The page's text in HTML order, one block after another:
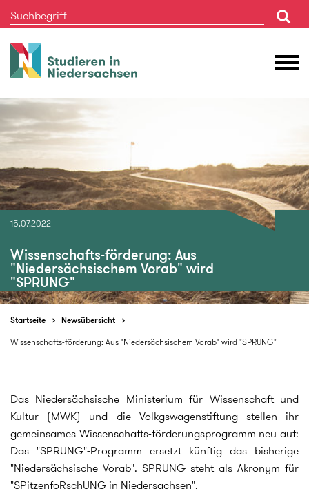
Studieren
in
15.07.2022
Wissenschafts-förderung: Aus
"Niedersächsischem Vorab" wird
"SPRUNG"
Startseite
Newsübersicht
Wissenschafts-förderung: Aus "Niedersächsischem Vorab" wird "SPRUNG"
Das Niedersächsische Ministerium für Wissenschaft und
Kultur (MWK) und die Volkgswagenstiftung stellen ihr
gemeinsames Wissenschafts-förderungsprogramm neu auf:
Das "SPRUNG"-Programm ersetzt künftig das bisherige
"Niedersächsische Vorab". SPRUNG steht als Akronym für
"SPitzenfoRschUNG in Niedersachsen".